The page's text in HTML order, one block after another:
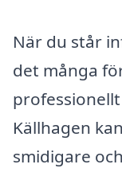
När du står
det många
Källhagen
smidigare